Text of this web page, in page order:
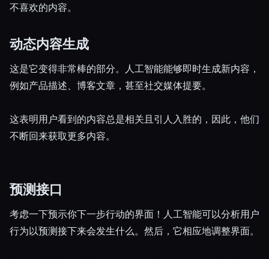
不喜欢的内容。
动态内容生成
这是它变得非常棒的部分。人工智能能够即时生成新内容，
例如产品描述、博客文章，甚至社交媒体提要。
这表明用户看到的内容总是相关且引人入胜的，因此，他们
不断回来获取更多内容。
预测接口
考虑一下预示你下一步行动的界面！人工智能可以分析用户
行为以预测接下来会发生什么。然后，它相应地调整界面。